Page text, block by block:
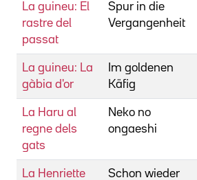
La guineu: El
rastre del
passat
Spur in die
Vergangenheit
La guineu: La
gàbia d'or
Im goldenen
Käfig
La Haru al
regne dels
gats
Neko no
ongaeshi
La Henriette
Schon wieder